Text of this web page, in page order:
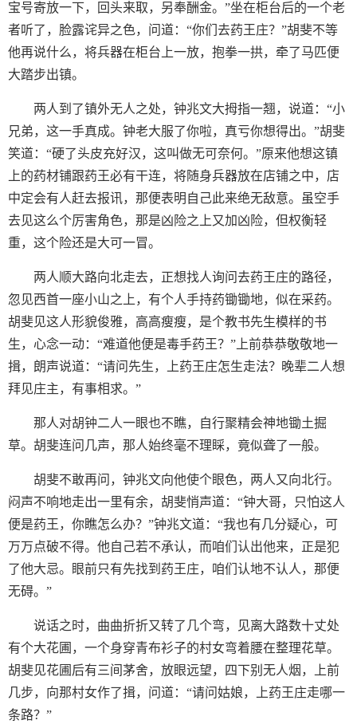
宝号寄放一下，回头来取，另奉酬金。”坐在柜台后的一个老
者听了，脸露诧异之色，问道：“你们去药王庄？”胡斐不等
他再说什么，将兵器在柜台上一放，抱拳一拱，牵了马匹便
大踏步出镇。
两人到了镇外无人之处，钟兆文大拇指一翘，说道：“小
兄弟，这一手真成。钟老大服了你啦，真亏你想得出。”胡斐
笑道：“硬了头皮充好汉，这叫做无可奈何。”原来他想这镇
上的药材铺跟药王必有干连，将随身兵器放在店铺之中，店
中定会有人赶去报讯，那便表明自己此来绝无敌意。虽空手
去见这么个厉害角色，那是凶险之上又加凶险，但权衡轻
重，这个险还是大可一冒。
两人顺大路向北走去，正想找人询问去药王庄的路径，
忽见西首一座小山之上，有个人手持药锄锄地，似在采药。
胡斐见这人形貌俊雅，高高瘦瘦，是个教书先生模样的书
生，心念一动：“难道他便是毒手药王？”上前恭恭敬敬地一
揖，朗声说道：“请问先生，上药王庄怎生走法？晚辈二人想
拜见庄主，有事相求。”
那人对胡钟二人一眼也不瞧，自行聚精会神地锄土掘
草。胡斐连问几声，那人始终毫不理睬，竟似聋了一般。
胡斐不敢再问，钟兆文向他使个眼色，两人又向北行。
闷声不响地走出一里有余，胡斐悄声道：“钟大哥，只怕这人
便是药王，你瞧怎么办？”钟兆文道：“我也有几分疑心，可
万万点破不得。他自己若不承认，而咱们认出他来，正是犯
了他大忌。眼前只有先找到药王庄，咱们认地不认人，那便
无碍。”
说话之时，曲曲折折又转了几个弯，见离大路数十丈处
有个大花圃，一个身穿青布衫子的村女弯着腰在整理花草。
胡斐见花圃后有三间茅舍，放眼远望，四下别无人烟，上前
几步，向那村女作了揖，问道：“请问姑娘，上药王庄走哪一
条路？”